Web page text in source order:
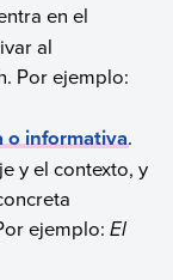
en el
al
Por ejemplo:
o informativa.
y el contexto, y
ejemplo:El